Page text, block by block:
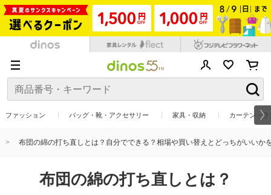
ファッション バッグ・靴・アクセサリー 家具・収納 カーテン・
布団の綿の打ち直しとは？自分でできる？相場や買い替えとどっちがいいか
布団の綿の打ち直しとは？